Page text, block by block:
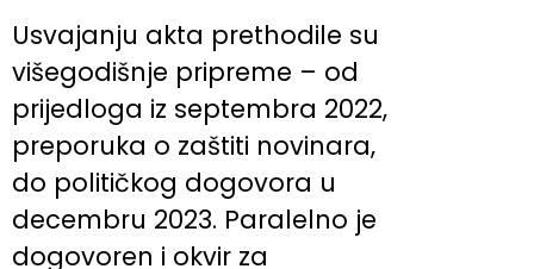
Usvajanju akta prethodile su
višegodišnje pripreme – od
prijedloga iz septembra 2022,
preporuka o zaštiti novinara,
do političkog dogovora u
decembru 2023. Paralelno je
dogovoren i okvir za